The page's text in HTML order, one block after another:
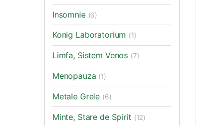
Insomnie (6)
Konig Laboratorium (1)
Limfa, Sistem Venos (7)
Menopauza (1)
Metale Grele (6)
Minte, Stare de Spirit (12)